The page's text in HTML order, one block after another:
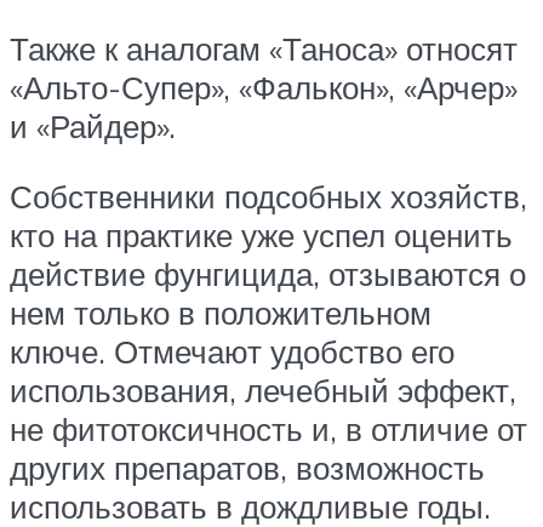
Также к аналогам «Таноса» относят
«Альто-Супер», «Фалькон», «Арчер»
и «Райдер».
Собственники подсобных хозяйств,
кто на практике уже успел оценить
действие фунгицида, отзываются о
нем только в положительном
ключе. Отмечают удобство его
использования, лечебный эффект,
не фитотоксичность и, в отличие от
других препаратов, возможность
использовать в дождливые годы.